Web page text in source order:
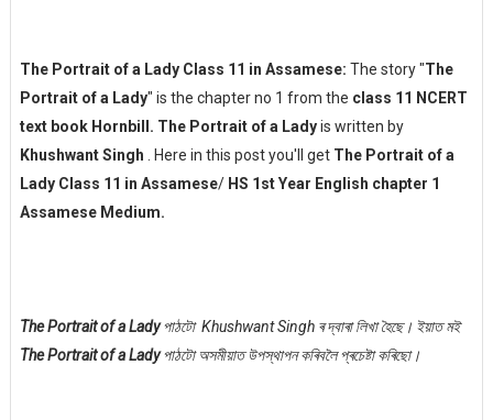
The Portrait of a Lady Class 11 in Assamese: The story "The
Portrait of a Lady" is the chapter no 1 from the class 11 NCERT
text book Hornbill. The Portrait of a Ladyis written by
Khushwant Singh . Here in this post you'll get The Portrait of a
Lady Class 11 in Assamese/ HS 1st Year English chapter 1
Assamese Medium.
The Portrait of a Ladyপাঠটো Khushwant Singh ৰ দ্বাৰা লিখা হৈছে। ইয়াত মই
The Portrait of a Ladyপাঠটো অসমীয়াত উপস্থাপন কৰিবলৈ প্ৰচেষ্টা কৰিছো।